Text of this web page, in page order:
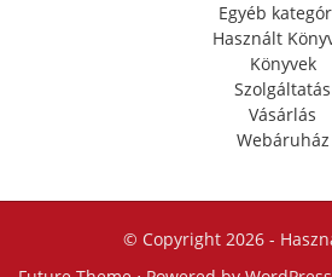
Egyéb
Használt
Könyvek
Szolgáltatás
Vásárlás
Webáruház
© Copyright 2026 -